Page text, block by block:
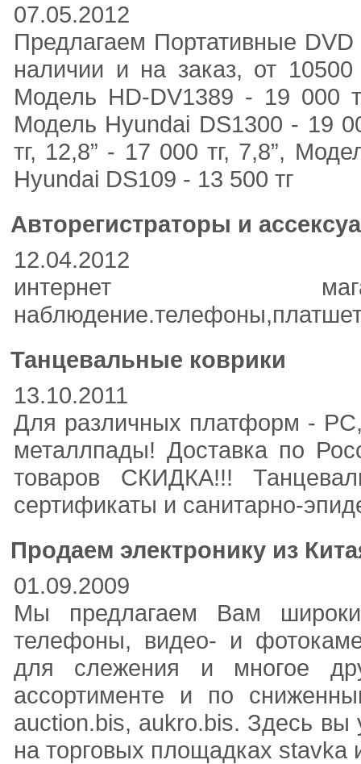
07.05.2012
Предлагаем Портативные
наличии и на заказ, от
Модель HD-DV1389 - 19 000
Модель Hyundai DS1300 - 19
тг, 12,8” - 17 000 тг, 7,8”,
Hyundai DS109 - 13 500 тг
Авторегистраторы и
12.04.2012
интернет
Танцевальные коврики
13.10.2011
Для различных платформ -
металлпады! Доставка по
товаров СКИДКА!!!
сертификаты и санитарно-
Продаем электронику из
01.09.2009
Мы предлагаем Вам
телефоны, видео- и
для слежения и многое
ассортименте и по
auction.bis, aukro.bis. Здесь
на торговых площадках stavka